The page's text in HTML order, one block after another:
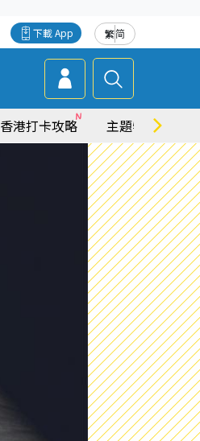
繁简
下載 App
香港打卡攻略 主題特集